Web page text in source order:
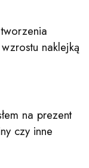
naklejką
na prezent
czy inne